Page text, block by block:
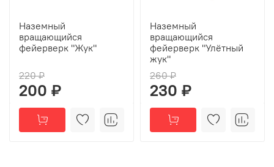
Наземный
вращающийся
фейерверк "Жук"
220 ₽
200 ₽
Наземный
вращающийся
фейерверк "Улётный
жук"
260 ₽
230 ₽